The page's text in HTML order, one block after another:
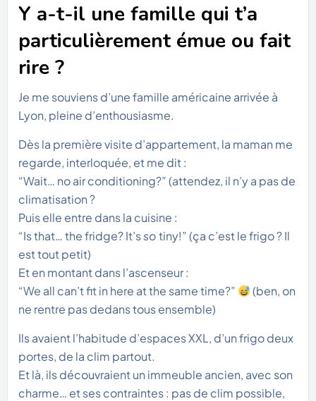
Y a-t-il une famille qui t’a
particulièrement émue ou fait
rire ?
Je me souviens d’une famille américaine arrivée à
Lyon, pleine d’enthousiasme.
Dès la première visite d’appartement, la maman me
regarde, interloquée, et me dit :
“Wait… no air conditioning?” (attendez, il n’y a pas de
climatisation ?
Puis elle entre dans la cuisine :
“Is that… the fridge? It’ssotiny!” (ça c’est le frigo ? Il
est tout petit)
Et en montant dans l’ascenseur :
“We all can’t fit in here at the same time?”
(ben, on
ne rentre pas dedans tous ensemble)
Ils avaient l’habitude d’espaces XXL, d’un frigo deux
portes, de la clim partout.
Et là, ils découvraient un immeuble ancien, avec son
charme… et ses contraintes : pas de clim possible,